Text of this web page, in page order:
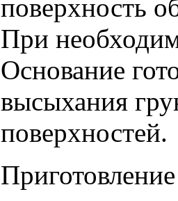
поверхность
При
Основание
высыхания
поверхностей.